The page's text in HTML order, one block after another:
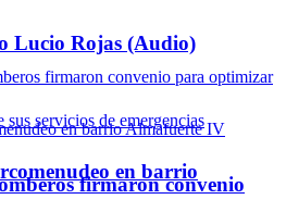
firmaron convenio
Lucio Rojas (Audio)
en barrio